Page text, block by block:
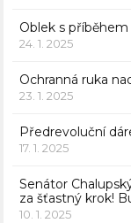
Oblek s
24. 1. 2025
Ochranná ruka
23. 1. 2025
Předrevoluční
17. 1. 2025
Senátor
za šťastný krok!
10. 1. 2025